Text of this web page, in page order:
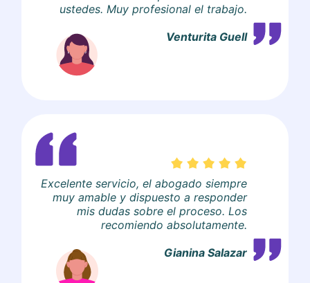
ustedes. Muy profesional el trabajo.
Venturita Guell
Excelente servicio, el abogado siempre
muy amable y dispuesto a responder
mis dudas sobre el proceso. Los
recomiendo absolutamente.
Gianina Salazar